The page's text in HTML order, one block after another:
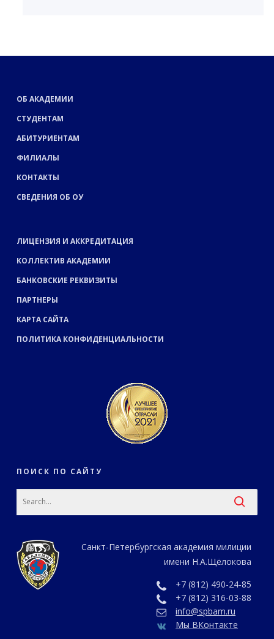
ОБ АКАДЕМИИ
СТУДЕНТАМ
АБИТУРИЕНТАМ
ФИЛИАЛЫ
КОНТАКТЫ
СВЕДЕНИЯ ОБ ОУ
ЛИЦЕНЗИЯ И АККРЕДИТАЦИЯ
КОЛЛЕКТИВ АКАДЕМИИ
БАНКОВСКИЕ РЕКВИЗИТЫ
ПАРТНЕРЫ
КАРТА САЙТА
ПОЛИТИКА КОНФИДЕНЦИАЛЬНОСТИ
ПОИСК ПО САЙТУ
Санкт-Петербургская академия милиции
имени Н.А.Щёлокова
+7 (812) 490-24-85
+7 (812) 316-03-88
info@spbam.ru
Мы ВКонтакте